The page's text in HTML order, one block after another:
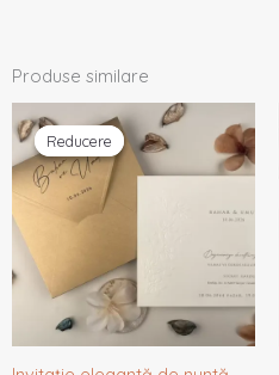
Produse similare
Reducere
Reducere
inițial
a
fost:
2,88 lei.
curent
este:
2,74 lei.